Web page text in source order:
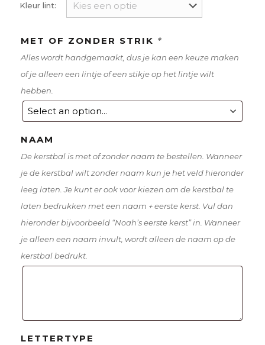
Kleur lint:
MET OF ZONDER STRIK *
Alles wordt handgemaakt, dus je kan een keuze maken
of je alleen een lintje of een stikje op het lintje wilt
hebben.
NAAM
De kerstbal is met of zonder naam te bestellen. Wanneer
je de kerstbal wilt zonder naam kun je het veld hieronder
leeg laten. Je kunt er ook voor kiezen om de kerstbal te
laten bedrukken met een naam + eerste kerst. Vul dan
hieronder bijvoorbeeld “Noah’s eerste kerst” in. Wanneer
je alleen een naam invult, wordt alleen de naam op de
kerstbal bedrukt.
LETTERTYPE